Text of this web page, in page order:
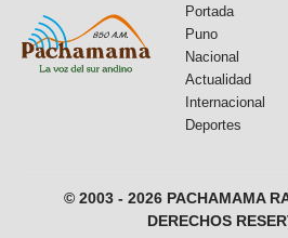
Portada
Puno
Nacional
Actualidad
Internacional
Deportes
© 2003 - 2026 PACHAMAMA
DERECHOS